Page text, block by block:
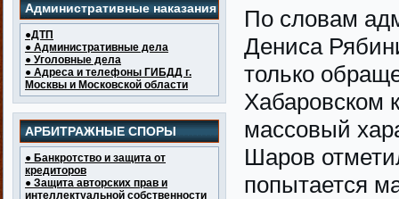
Административные наказания
●ДТП
● Административные дела
● Уголовные дела
● Адреса и телефоны ГИБДД г.
Москвы и Московской области
АРБИТРАЖНЫЕ СПОРЫ
● Банкротство и защита от
кредиторов
● Защита авторских прав и
интеллектуальной собственности
По словам
Дениса
только
Хабаровском
массовый
Шаров
попытается